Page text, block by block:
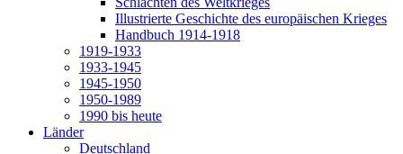
Illustrierte Geschichte des europäischen Krieges
Handbuch 1914-1918
1919-1933
1933-1945
1945-1950
1950-1989
1990 bis heute
Länder
Deutschland